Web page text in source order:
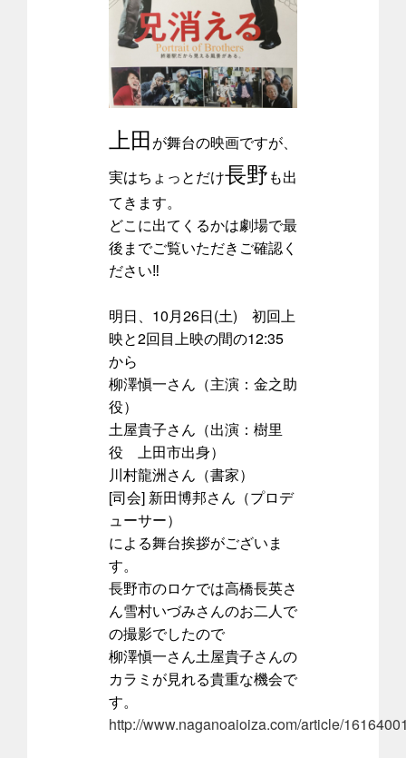
上田が舞台の映画ですが、
実はちょっとだけ長野も出
てきます。
どこに出てくるかは劇場で最
後までご覧いただきご確認く
ださい‼
明日、10月26日(土) 初回上
映と2回目上映の間の12:35
から
柳澤愼一さん（主演：金之助
役）
土屋貴子さん（出演：樹里
役 上田市出身）
川村龍洲さん（書家）
[司会] 新田博邦さん（プロデ
ューサー）
による舞台挨拶がございま
す。
長野市のロケでは高橋長英さ
ん雪村いづみさんのお二人で
の撮影でしたので
柳澤愼一さん土屋貴子さんの
カラミが見れる貴重な機会で
す。
http://www.naganoaioiza.com/article/